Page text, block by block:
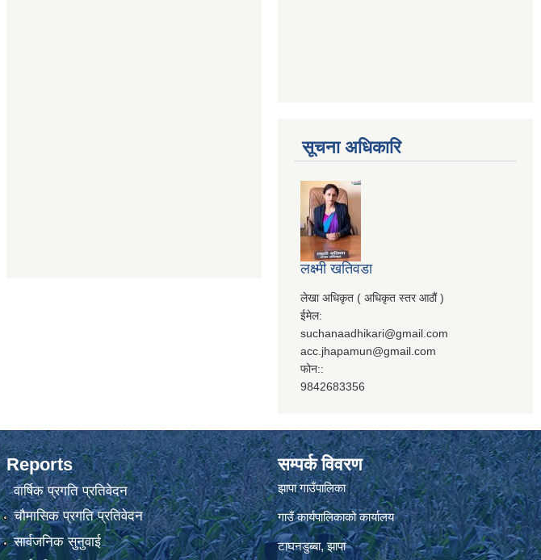
सूचना अधिकारि
लक्ष्मी खतिवडा
लेखा अधिकृत ( अधिकृत स्तर आठौं )
ईमेल:
suchanaadhikari@gmail.com
acc.jhapamun@gmail.com
फोन::
9842683356
Reports
वार्षिक प्रगति प्रतिवेदन
चौमासिक प्रगति प्रतिवेदन
सार्वजनिक सुनुवाई
सम्पर्क विवरण
झापा गाउँपालिका
गाउँ कार्यपालिकाको कार्यालय
टाघनडुब्बा, झापा